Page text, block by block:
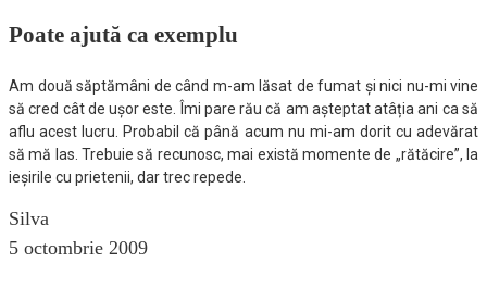
Poate ajută ca exemplu
Am două săptămâni de când m-am lăsat de fumat și nici nu-mi vine
să cred cât de ușor este. Îmi pare rău că am așteptat atâția ani ca să
aflu acest lucru. Probabil că până acum nu mi-am dorit cu adevărat
să mă las. Trebuie să recunosc, mai există momente de „rătăcire”, la
ieșirile cu prietenii, dar trec repede.
Silva
5 octombrie 2009